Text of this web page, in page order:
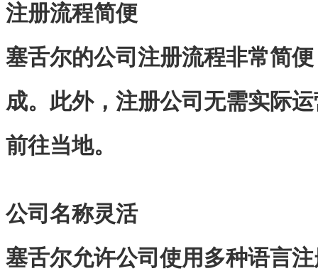
注册流程简便
塞舌尔的公司注册流程非常简
成。此外，注册公司无需实际
前往当地。
公司名称灵活
塞舌尔允许公司使用多种语言